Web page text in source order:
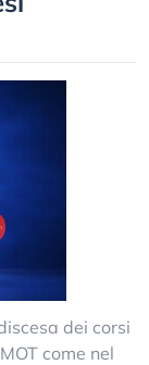
dei corsi
come nel